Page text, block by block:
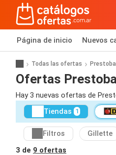
Página de inicio Nuevos
Todas las ofertas
Ofertas
Hay 3 nuevas ofertas de
Tiendas 1
Filtros Gillette
3 de 9 ofertas